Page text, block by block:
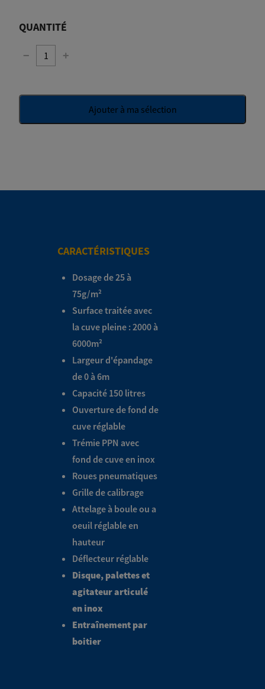
QUANTITÉ
− +
Ajouter à ma sélection
CARACTÉRISTIQUES
Dosage de 25 à
75g/m²
Surface traitée avec
la cuve pleine : 2000 à
6000m²
Largeur d'épandage
de 0 à 6m
Capacité 150 litres
Ouverture de fond de
cuve réglable
Trémie PPN avec
fond de cuve en inox
Roues pneumatiques
Grille de calibrage
Attelage à boule ou a
oeuil réglable en
hauteur
Déflecteur réglable
Disque, palettes et
agitateur articulé
en inox
Entraînement par
boitier